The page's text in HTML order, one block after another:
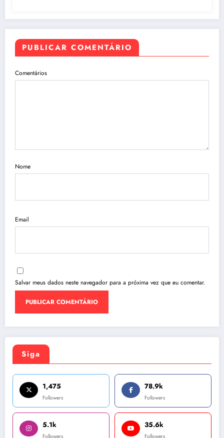
PUBLICAR COMENTÁRIO
Comentários
Nome
Email
Salvar meus dados neste navegador para a próxima vez que eu comentar.
Siga
1,475
Followers
78.9k
Followers
5.1k
Followers
35.6k
Followers